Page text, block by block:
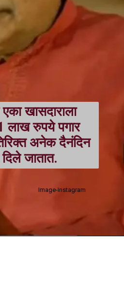
खासदाराला
लाख रुपये पगार
अनेक दैनंदिन
दिले जातात.
Image-Instagram